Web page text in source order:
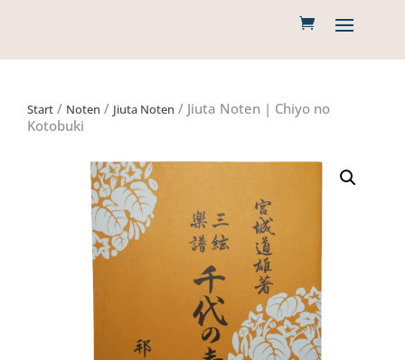
Start / Noten / Jiuta Noten / Jiuta Noten | Chiyo no
Kotobuki